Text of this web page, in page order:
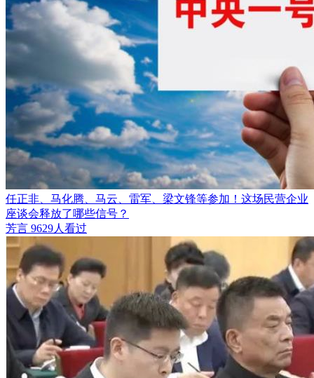
任正非、马化腾、马云、雷军、梁文锋等参加！这场民营企业
座谈会释放了哪些信号？
芳言 9629人看过